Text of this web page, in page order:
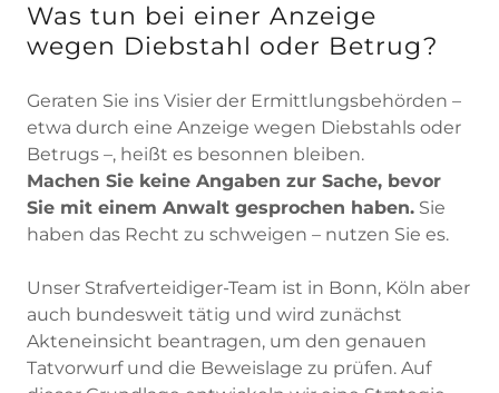
Was tun bei einer Anzeige
wegen Diebstahl oder Betrug?
Geraten Sie ins Visier der Ermittlungsbehörden –
etwa durch eine Anzeige wegen Diebstahls oder
Betrugs –, heißt es besonnen bleiben.
Machen Sie keine Angaben zur Sache, bevor
Sie mit einem Anwalt gesprochen haben. Sie
haben das Recht zu schweigen – nutzen Sie es.
Unser Strafverteidiger-Team ist in Bonn, Köln aber
auch bundesweit tätig und wird zunächst
Akteneinsicht beantragen, um den genauen
Tatvorwurf und die Beweislage zu prüfen. Auf